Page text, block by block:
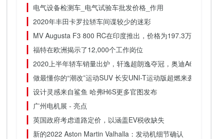
电气设备检测车_电气试验车批发价格_作用
2020年丰田卡罗拉轿车间谍较少的迷彩
MV Augusta F3 800 RC在印度推出，价格为197.3万卢比
福特在欧洲揭示了12,000个工作岗位
2020上半年轿车销量出炉，轩逸超朗逸夺冠，奥迪A6同比大
做最懂你的“潮改”运动SUV 长安UNI-T运动版超燃来袭
设计灵感来自鲨鱼 哈弗H6S更多官图发布
广州电机展 - 亮点
英国政府考虑道路定价，以涵盖EV税收缺失
新的2022 Aston Martin Valhalla：发动机细节确认